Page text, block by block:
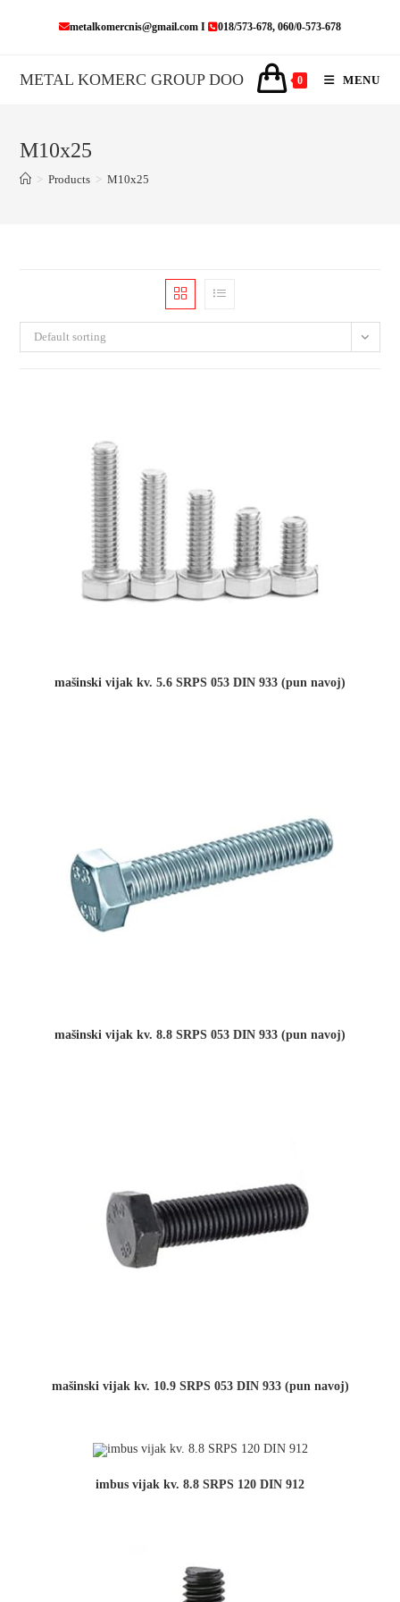
metalkomercnis@gmail.com I 018/573-678, 060/0-573-678
METAL KOMERC GROUP DOO 0 MENU
M10x25
> Products > M10x25
Default sorting
mašinski vijak kv. 5.6 SRPS 053 DIN 933 (pun navoj)
mašinski vijak kv. 8.8 SRPS 053 DIN 933 (pun navoj)
mašinski vijak kv. 10.9 SRPS 053 DIN 933 (pun navoj)
imbus vijak kv. 8.8 SRPS 120 DIN 912